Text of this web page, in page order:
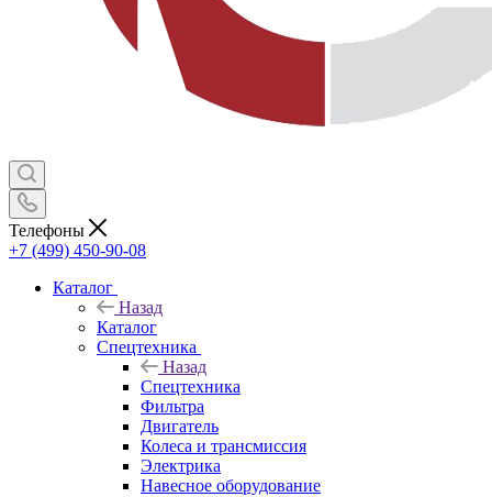
Телефоны
+7 (499) 450-90-08
Каталог
Назад
Каталог
Спецтехника
Назад
Спецтехника
Фильтра
Двигатель
Колеса и трансмиссия
Электрика
Навесное оборудование